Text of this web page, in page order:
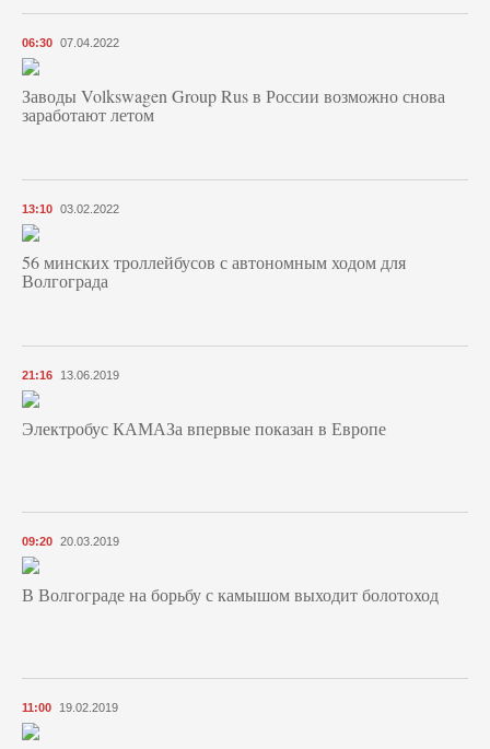
06:30 07.04.2022
Заводы Volkswagen Group Rus в России возможно снова
заработают летом
13:10 03.02.2022
56 минских троллейбусов с автономным ходом для
Волгограда
21:16 13.06.2019
Электробус КАМАЗа впервые показан в Европе
09:20 20.03.2019
В Волгограде на борьбу с камышом выходит болотоход
11:00 19.02.2019